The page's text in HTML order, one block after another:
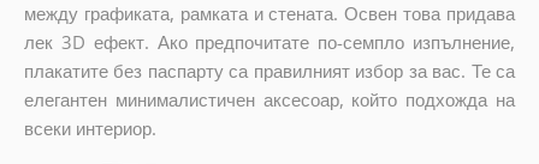
между графиката, рамката и стената. Освен това придава
лек 3D ефект. Ако предпочитате по-семпло изпълнение,
плакатите без паспарту са правилният избор за вас. Те са
елегантен минималистичен аксесоар, който подхожда на
всеки интериор.